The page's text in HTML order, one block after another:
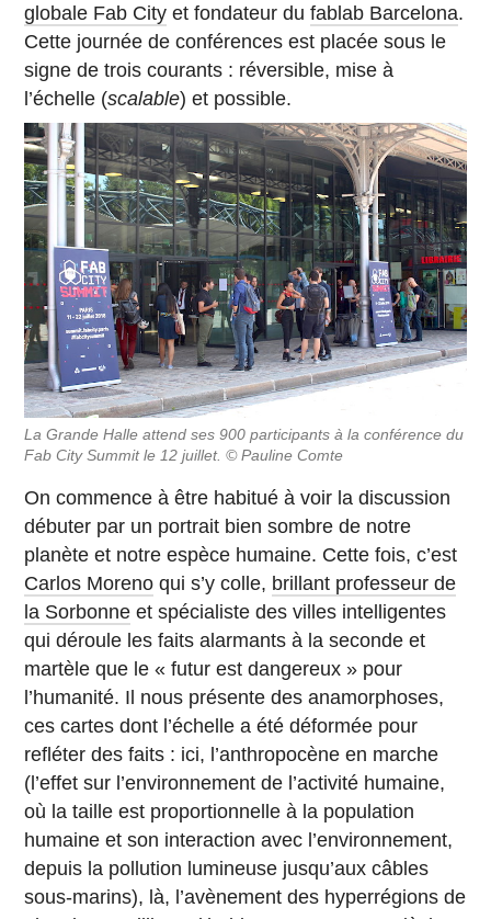
globale Fab City et fondateur dufablab Barcelona.
Cette journée de conférences est placée sous le
signe de trois courants : réversible, mise à
l’échelle (scalable) et possible.
La Grande Halle attend ses 900 participants à la conférence du
Fab City Summit le 12 juillet. © Pauline Comte
On commence à être habitué à voir la discussion
débuter par un portrait bien sombre de notre
planète et notre espèce humaine. Cette fois, c’est
Carlos Moreno qui s’y colle, brillant professeur de
la Sorbonne et spécialiste des villes intelligentes
qui déroule les faits alarmants à la seconde et
martèle que le « futur est dangereux » pour
l’humanité. Il nous présente des anamorphoses,
ces cartes dont l’échelle a été déformée pour
refléter des faits : ici, l’anthropocène en marche
(l’effet sur l’environnement de l’activité humaine,
où la taille est proportionnelle à la population
humaine et son interaction avec l’environnement,
depuis la pollution lumineuse jusqu’aux câbles
sous-marins), là, l’avènement des hyperrégions de